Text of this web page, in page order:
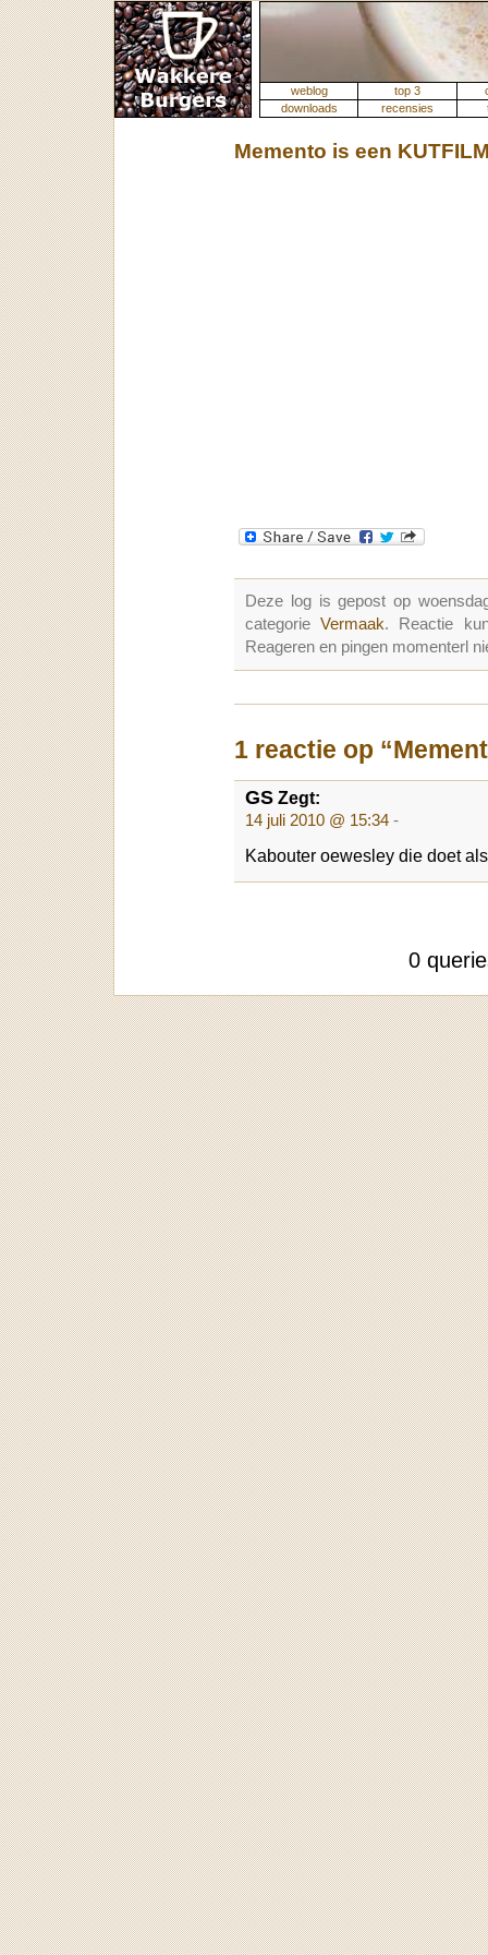
weblog top 3
downloads
recensies
Memento is een
Deze log is gepost op
categorieVermaak. Reactie
Reageren en pingen momenterl
1 reactie op
GS Zegt:
14 juli 2010 @ 15:34 -
Kabouter oewesley die doet
0